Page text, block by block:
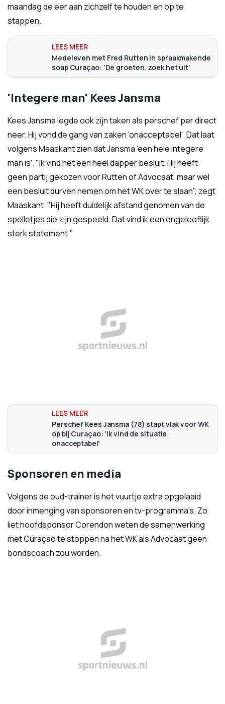
maandag de eer aan zichzelf te houden en op te
stappen.
Medeleven met Fred Rutten in spraakmakende
soap Curaçao: 'De groeten, zoek het uit'
'Integere man' Kees Jansma
Kees Jansma legde ook zijn taken als perschef per direct
neer. Hij vond de gang van zaken 'onacceptabel'. Dat laat
volgens Maaskant zien dat Jansma 'een hele integere
man is'. "Ik vind het een heel dapper besluit. Hij heeft
geen partij gekozen voor Rutten of Advocaat, maar wel
een besluit durven nemen om het WK over te slaan", zegt
Maaskant. "Hij heeft duidelijk afstand genomen van de
spelletjes die zijn gespeeld. Dat vind ik een ongelooflijk
sterk statement."
Perschef Kees Jansma (78) stapt vlak voor WK
op bij Curaçao: 'Ik vind de situatie
onacceptabel'
Sponsoren en media
Volgens de oud-trainer is het vuurtje extra opgelaaid
door inmenging van sponsoren en tv-programma's. Zo
liet hoofdsponsor Corendon weten de samenwerking
met Curaçao te stoppen na het WK als Advocaat geen
bondscoach zou worden.